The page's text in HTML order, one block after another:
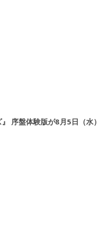
序盤体験版が8月5日（水）